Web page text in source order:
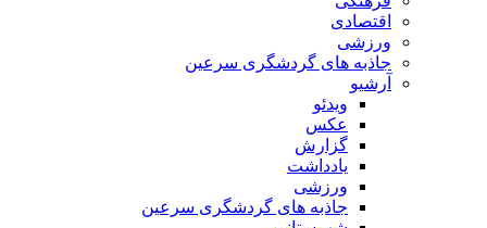
اقتصادی
ورزشی
جاذبه های گردشگری سرعین
آرشیو
ویدئو
عکس
گزارش
یادداشت
ورزشی
جاذبه های گردشگری سرعین